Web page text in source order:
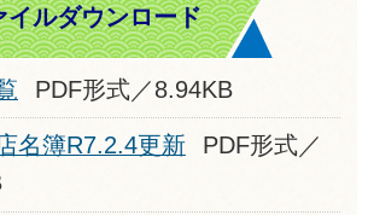
イルダウンロード
PDF形式／8.94KB
名簿R7.2.4更新
PDF形式／